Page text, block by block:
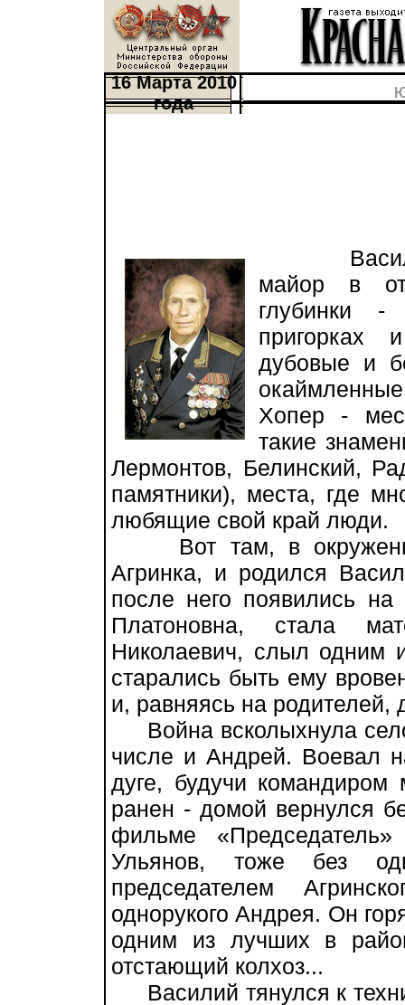
16 Марта 2010
года
майор в
глубинки -
дубовые и
Хопер -
такие
Лермонтов, Белинский,
памятники), места, где
любящие свой край люди.
Вот там, в
Агринка, и родился
после него появились
Платоновна, стала
Николаевич, слыл одним
старались быть ему
и, равняясь на родителей,
Война всколыхнула
числе и Андрей. Воевал
дуге, будучи командиром
ранен - домой вернулся
фильме
Ульянов, тоже без
председателем
однорукого Андрея. Он
одним из лучших в
отстающий колхоз...
Василий тянулся к